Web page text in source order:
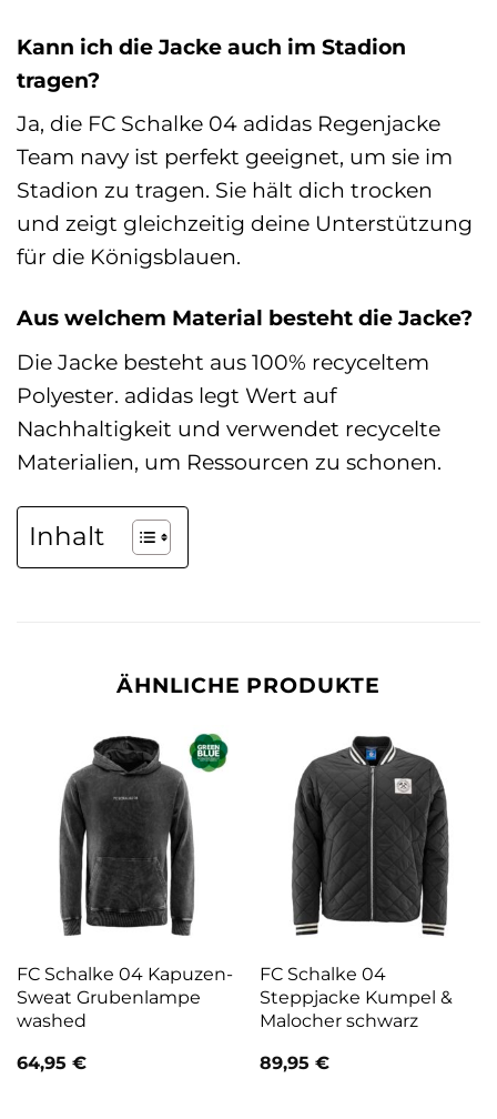
Kann ich die Jacke auch im Stadion
tragen?
Ja, die FC Schalke 04 adidas Regenjacke
Team navy ist perfekt geeignet, um sie im
Stadion zu tragen. Sie hält dich trocken
und zeigt gleichzeitig deine Unterstützung
für die Königsblauen.
Aus welchem Material besteht die Jacke?
Die Jacke besteht aus 100% recyceltem
Polyester. adidas legt Wert auf
Nachhaltigkeit und verwendet recycelte
Materialien, um Ressourcen zu schonen.
Inhalt
ÄHNLICHE PRODUKTE
FC Schalke 04 Kapuzen-
Sweat Grubenlampe
washed
64,95 €
FC Schalke 04
Steppjacke Kumpel &
Malocher schwarz
89,95 €